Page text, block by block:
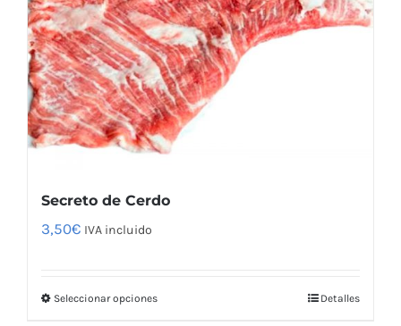
Secreto de Cerdo
3,50€ IVA incluido
Seleccionar opcionesEste
Detalles